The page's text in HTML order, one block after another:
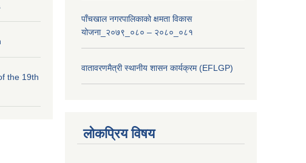
the 19th
पाँचखाल नगरपालिकाको क्षमता विकास
योजना_२०७९_०८० – २०८०_०८१
वातावरणमैत्री स्थानीय शासन कार्यक्रम (EFLGP)
लोकप्रिय विषय